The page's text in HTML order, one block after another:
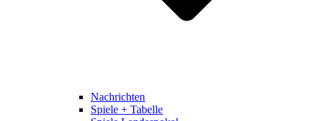
Nachrichten
Spiele + Tabelle